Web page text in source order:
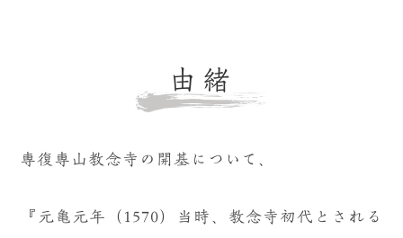
由緒
専復専山教念寺の開基について、
『元亀元年（1570）当時、教念寺初代とされる